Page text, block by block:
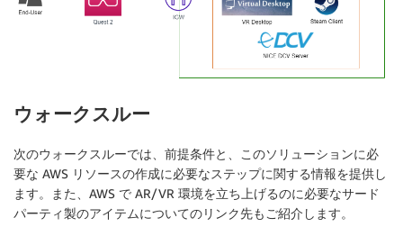
ウォークスルー
次のウォークスルーでは、前提条件と、このソリューションに必
要な AWS リソースの作成に必要なステップに関する情報を提供し
ます。また、AWS で AR/VR 環境を立ち上げるのに必要なサード
パーティ製のアイテムについてのリンク先もご紹介します。